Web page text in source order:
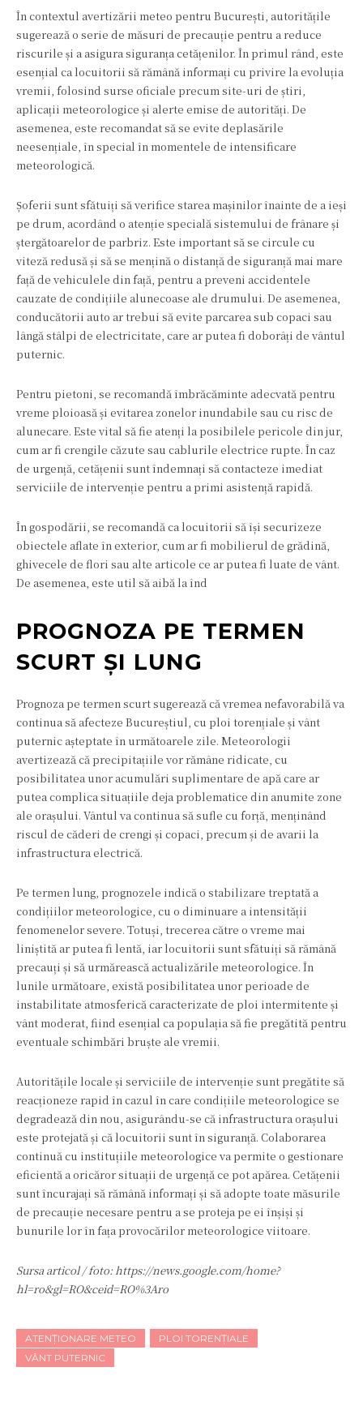
În contextul avertizării meteo pentru București, autoritățile
sugerează o serie de măsuri de precauție pentru a reduce
riscurile și a asigura siguranța cetățenilor. În primul rând, este
esențial ca locuitorii să rămână informați cu privire la evoluția
vremii, folosind surse oficiale precum site-uri de știri,
aplicații meteorologice și alerte emise de autorități. De
asemenea, este recomandat să se evite deplasările
neesențiale, în special în momentele de intensificare
meteorologică.
Șoferii sunt sfătuiți să verifice starea mașinilor înainte de a ieși
pe drum, acordând o atenție specială sistemului de frânare și
ștergătoarelor de parbriz. Este important să se circule cu
viteză redusă și să se mențină o distanță de siguranță mai mare
față de vehiculele din față, pentru a preveni accidentele
cauzate de condițiile alunecoase ale drumului. De asemenea,
conducătorii auto ar trebui să evite parcarea sub copaci sau
lângă stâlpi de electricitate, care ar putea fi doborâți de vântul
puternic.
Pentru pietoni, se recomandă îmbrăcăminte adecvată pentru
vreme ploioasă și evitarea zonelor inundabile sau cu risc de
alunecare. Este vital să fie atenți la posibilele pericole din jur,
cum ar fi crengile căzute sau cablurile electrice rupte. În caz
de urgență, cetățenii sunt îndemnați să contacteze imediat
serviciile de intervenție pentru a primi asistență rapidă.
În gospodării, se recomandă ca locuitorii să își securizeze
obiectele aflate în exterior, cum ar fi mobilierul de grădină,
ghivecele de flori sau alte articole ce ar putea fi luate de vânt.
De asemenea, este util să aibă la înd
PROGNOZA PE TERMEN
SCURT ȘI LUNG
Prognoza pe termen scurt sugerează că vremea nefavorabilă va
continua să afecteze Bucureștiul, cu ploi torențiale și vânt
puternic așteptate în următoarele zile. Meteorologii
avertizează că precipitațiile vor rămâne ridicate, cu
posibilitatea unor acumulări suplimentare de apă care ar
putea complica situațiile deja problematice din anumite zone
ale orașului. Vântul va continua să sufle cu forță, menținând
riscul de căderi de crengi și copaci, precum și de avarii la
infrastructura electrică.
Pe termen lung, prognozele indică o stabilizare treptată a
condițiilor meteorologice, cu o diminuare a intensității
fenomenelor severe. Totuși, trecerea către o vreme mai
liniștită ar putea fi lentă, iar locuitorii sunt sfătuiți să rămână
precauți și să urmărească actualizările meteorologice. În
lunile următoare, există posibilitatea unor perioade de
instabilitate atmosferică caracterizate de ploi intermitente și
vânt moderat, fiind esențial ca populația să fie pregătită pentru
eventuale schimbări bruște ale vremii.
Autoritățile locale și serviciile de intervenție sunt pregătite să
reacționeze rapid în cazul în care condițiile meteorologice se
degradează din nou, asigurându-se că infrastructura orașului
este protejată și că locuitorii sunt în siguranță. Colaborarea
continuă cu instituțiile meteorologice va permite o gestionare
eficientă a oricăror situații de urgență ce pot apărea. Cetățenii
sunt încurajați să rămână informați și să adopte toate măsurile
de precauție necesare pentru a se proteja pe ei înșiși și
bunurile lor în fața provocărilor meteorologice viitoare.
Sursa articol / foto: https://news.google.com/home?
hl=ro&gl=RO&ceid=RO%3Aro
ATENȚIONARE METEO
PLOI TORENȚIALE
VÂNT PUTERNIC